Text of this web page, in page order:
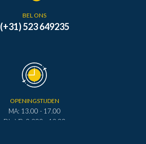
BEL ONS
(+31) 523 649235
OPENINGSTIJDEN
MA: 13.00 - 17.00
DI - VR: 0.900 - 12.00